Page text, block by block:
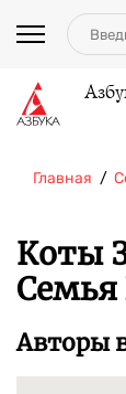
Главная
Коты
Авторы